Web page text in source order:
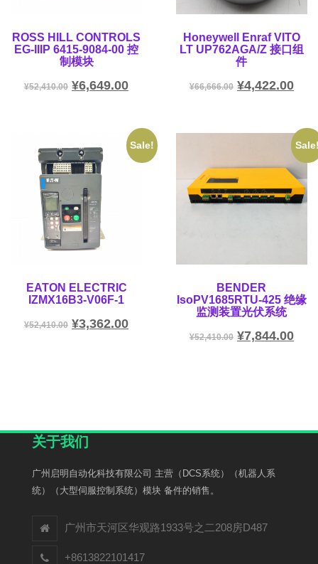
ROSS HILL CONTROLS
EG-IIIP 6415-9084-00 控
制模块
¥52,410.00 ¥6,649.00
Honeywell Enraf VITO
LT UP762AGA/Z 接口组
件
¥66,666.00 ¥4,422.00
Sale!
EATON ELECTRIC
IZMX16B3-V06F-1
¥52,410.00 ¥3,362.00
BENDER
IsoPV1685RTU-425 绝缘
监测装置光伏系统
¥52,410.00 ¥7,844.00
关于我们
广州启明自动化科技有限公司 主营（DCS系统）（机器人系
统）（大型伺服控制系统）模块 备件的销售。
广州市天河区华观路1933号之二208房D487
+8613822101417